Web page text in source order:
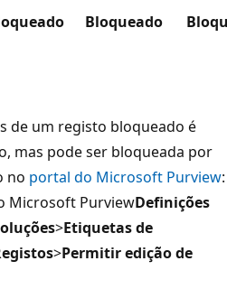
Bloqueado
de um registo bloqueado é
mas pode ser bloqueada por
no portal do Microsoft Purview:
Microsoft PurviewDefinições
>Etiquetas de
>Permitir edição de